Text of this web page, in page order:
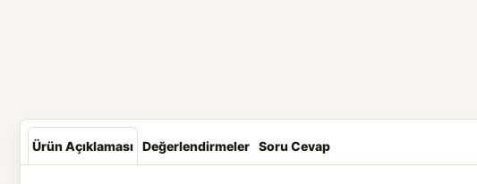
Ürün Açıklaması Değerlendirmeler Soru Cevap